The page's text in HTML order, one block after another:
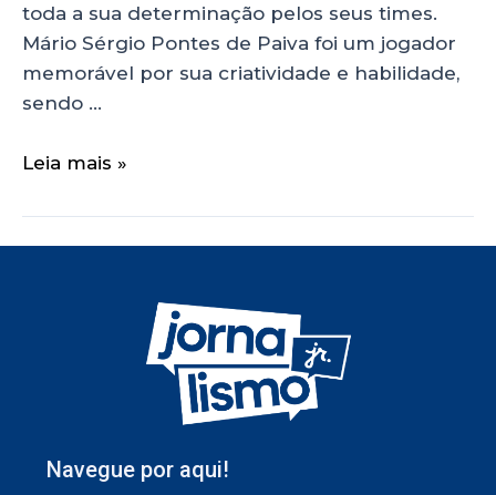
toda a sua determinação pelos seus times.
Mário Sérgio Pontes de Paiva foi um jogador
memorável por sua criatividade e habilidade,
sendo …
Leia mais »
Navegue por aqui!